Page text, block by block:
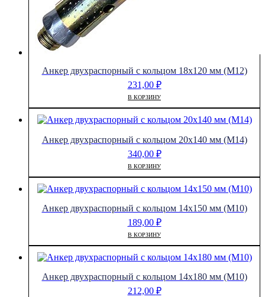
Анкер двухраспорный с кольцом 18х120 мм (М12)
231,00 ₽
В КОРЗИНУ
Анкер двухраспорный с кольцом 20х140 мм (М14)
340,00 ₽
В КОРЗИНУ
Анкер двухраспорный с кольцом 14х150 мм (М10)
189,00 ₽
В КОРЗИНУ
Анкер двухраспорный с кольцом 14х180 мм (М10)
212,00 ₽